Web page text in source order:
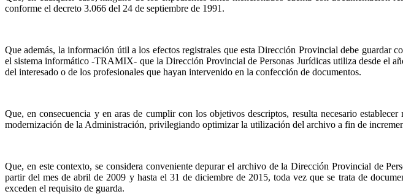
conforme el decreto 3.066 del 24 de septiembre de 1991.
Que además, la información útil a los efectosregistrales que esta Dirección Provincial debe guardar
el sistema informático -TRAMIX- que la Dirección Provincial de Personas Jurídicas utiliza desde el
del interesado o de los profesionales que hayan intervenido en la confección de documentos.
Que, en consecuencia y en aras de cumplir con los objetivos descriptos, resulta necesario
modernización de la Administración, privilegiando optimizar la utilización del archivo a fin de
Que, en este contexto, se considera conveniente depurar el archivo dela Dirección Provincial de
partir del mes de abril de 2009 y hasta el 31 de diciembre de 2015, toda vez que se trata de
exceden el requisito de guarda.